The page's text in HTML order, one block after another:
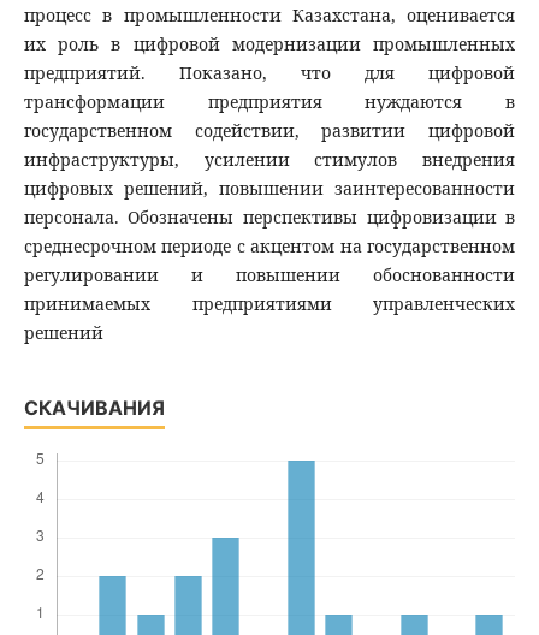
процесс в промышленности Казахстана, оценивается
их роль в цифровой модернизации промышленных
предприятий. Показано, что для цифровой
трансформации предприятия нуждаются в
государственном содействии, развитии цифровой
инфраструктуры, усилении стимулов внедрения
цифровых решений, повышении заинтересованности
персонала. Обозначены перспективы цифровизации в
среднесрочном периоде с акцентом на государственном
регулировании и повышении обоснованности
принимаемых предприятиями управленческих
решений
СКАЧИВАНИЯ